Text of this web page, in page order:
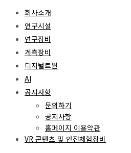
회사소개
연구시설
연구장비
계측장비
디지털트윈
AI
공지사항
문의하기
공지사항
홈페이지 이용약관
VR 콘텐츠 및 안전체험장비